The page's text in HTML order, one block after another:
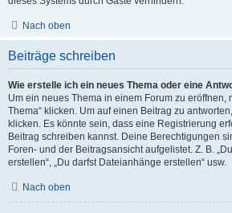
Nach oben
Beiträge schreiben
Wie erstelle ich ein neues Thema oder eine
Um ein neues Thema in einem Forum zu eröffnen,
Thema“ klicken. Um auf einen Beitrag zu
klicken. Es könnte sein, dass eine Registrierung
Beitrag schreiben kannst. Deine Berechtigungen
Foren- und der Beitragsansicht aufgelistet. Z. B.
erstellen“, „Du darfst Dateianhänge erstellen“ usw.
Nach oben